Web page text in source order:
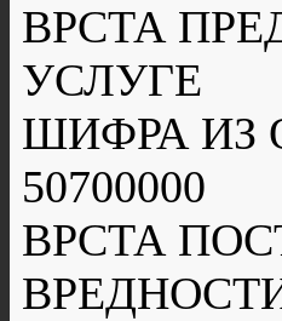
ВРСТА
УСЛУГЕ
ШИФРА ИЗ
50700000
ВРСТА